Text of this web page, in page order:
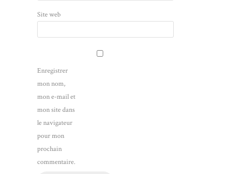
Site web
Enregistrer
mon nom,
mon e-mail et
mon site dans
le navigateur
pour mon
prochain
commentaire.